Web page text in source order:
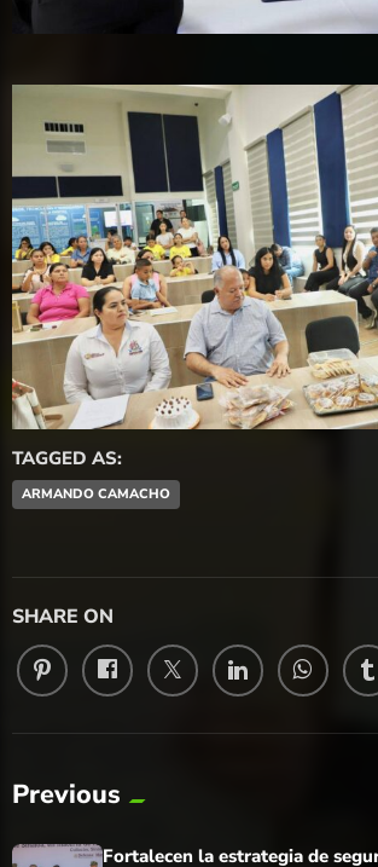
TAGGED AS:
ARMANDO CAMACHO
SHARE ON
Previous
Fortalecen la estrategia de